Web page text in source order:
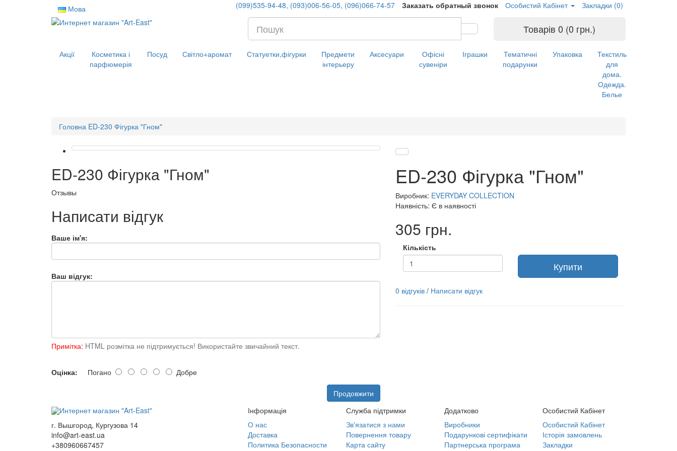
Мова (099)535-94-48, (093)006-56-05, (096)066-74-57 Заказать обратный звонок Особистий Кабінет Закладки (0)
Товарів 0 (0 грн.)
Акції
Косметика і
парфюмерія
Посуд Світло+аромат Статуетки,фігурки
Предмети
інтерьеру
Аксесуари
Офісні
сувеніри
Іграшки
Тематичні
подарунки
Упаковка
Текстиль
для
дома.
Одежда.
Белье
Головна ED-230 Фігурка "Гном"
ED-230 Фігурка "Гном"
Отзывы
Написати відгук
Ваше ім'я:
Ваш відгук:
Примітка: HTML розмітка не підтримується! Використайте звичайний текст.
Оцінка: Погано Добре
Продовжити
ED-230 Фігурка "Гном"
Виробник: EVERYDAY COLLECTION
Наявність: Є в наявності
305 грн.
Кількість
Купити
0 відгуків/ Написати відгук
г. Вышгород, Кургузова 14
info@art-east.ua
+380960667457
Інформація
О нас
Доставка
Политика Безопасности
Служба підтримки
Зв'язатися з нами
Повернення товару
Карта сайту
Додатково
Виробники
Подарункові сертифікати
Партнерська програма
Особистий Кабінет
Особистий Кабінет
Історія замовлень
Закладки